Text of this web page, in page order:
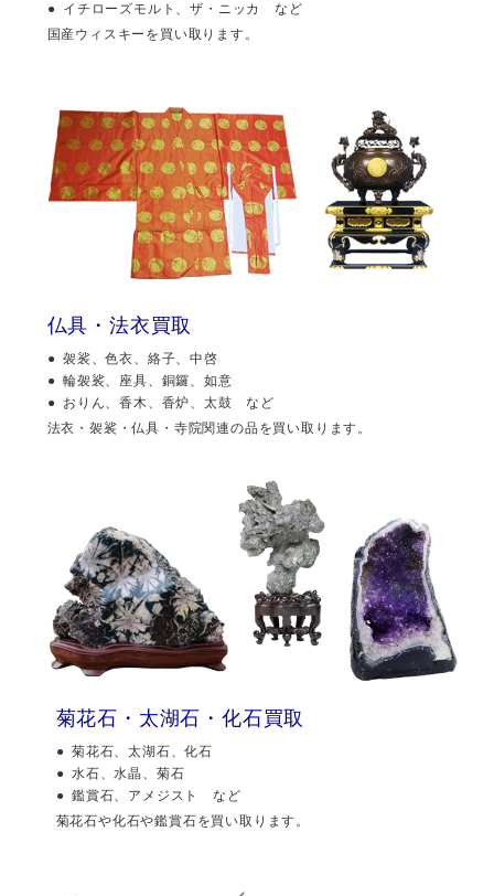
イチローズモルト、ザ・ニッカ など
国産ウィスキーを買い取ります。
仏具・法衣買取
袈裟、色衣、絡子、中啓
輪袈裟、座具、銅鑼、如意
おりん、香木、香炉、太鼓 など
法衣・袈裟・仏具・寺院関連の品を買い取ります。
菊花石・太湖石・化石買取
菊花石、太湖石、化石
水石、水晶、菊石
鑑賞石、アメジスト など
菊花石や化石や鑑賞石を買い取ります。